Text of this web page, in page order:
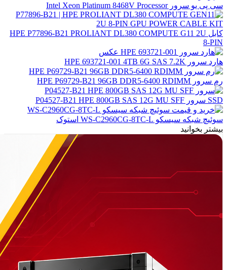
سی پی یو سرور Intel Xeon Platinum 8468V Processor
کابل HPE P77896-B21 PROLIANT DL380 COMPUTE G11 2U
8-PIN
هارد سرور HPE 693721-001 4TB 6G SAS 7.2K
رم سرور HPE P69729-B21 96GB DDR5-6400 RDIMM
SSD سرور P04527-B21 HPE 800GB SAS 12G MU SFF
سوئیچ شبکه سیسکو WS-C2960CG-8TC-L استوک
بیشتر بخوانید